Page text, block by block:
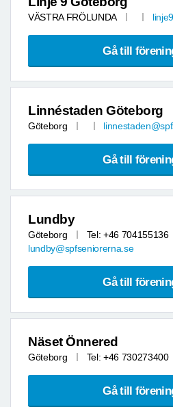
VÄSTRA FRÖLUNDA
Gå till
Linnéstaden Göteborg
Göteborg
Gå till
Lundby
Göteborg
Tel: +46 704155136
lundby@spfseniorerna.se
Gå till
Näset Önnered
Göteborg Tel: +46 730273400
Gå till